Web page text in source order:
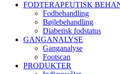
FODTERAPEUTISK
Fodbehandling
Bøjlebehandling
Diabetisk fodstatus
GANGANALYSE
Ganganalyse
Footscan
PRODUKTER